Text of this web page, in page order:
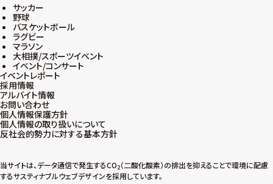
サッカー
野球
バスケットボール
ラグビー
マラソン
大相撲/スポーツイベント
イベント/コンサート
イベントレポート
採用情報
アルバイト情報
お問い合わせ
個人情報保護方針
個人情報の取り扱いについて
反社会的勢力に対する基本方針
当サイトは、データ通信で発生するCO2（二酸化酸素）の排出を抑えることで環境に配慮
するサスティナブルウェブデザインを採用しています。